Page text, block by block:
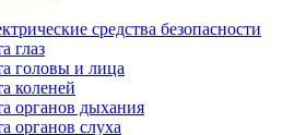
средства безопасности
глаз
головы и лица
коленей
органов дыхания
органов слуха